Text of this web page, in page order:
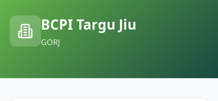
BCPI Targu Jiu
GORJ